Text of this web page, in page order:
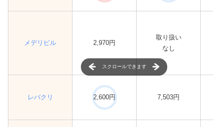
メデリピル 2,970円
取り扱い
なし
レバクリ 2,600円 7,503円
スクロールできます